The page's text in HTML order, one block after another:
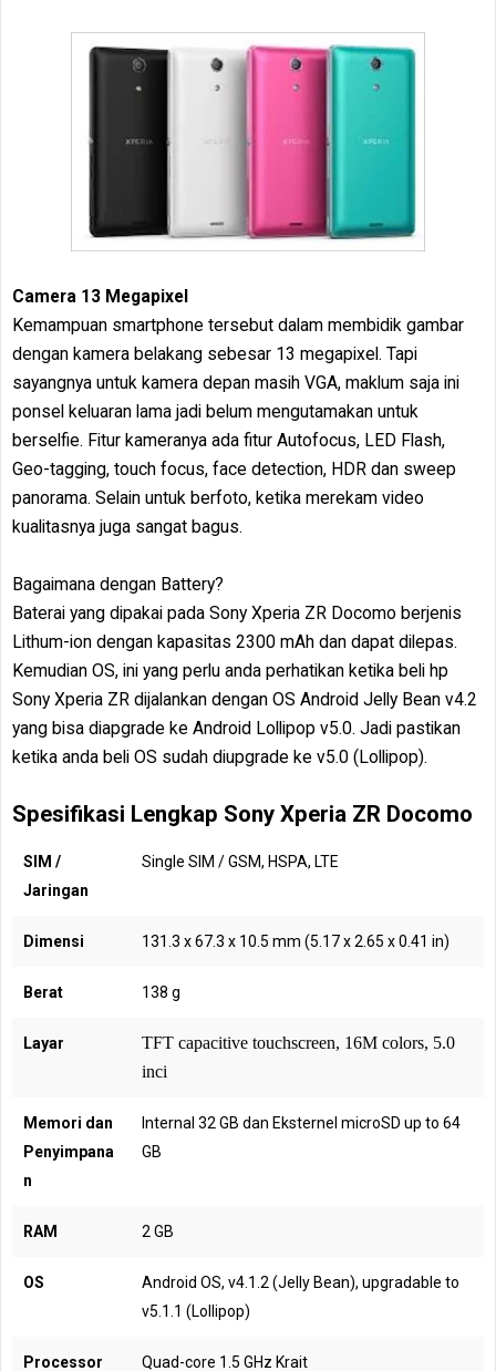
Camera 13 Megapixel
Kemampuan smartphone tersebut dalam membidik gambar
dengan kamera belakang sebesar 13 megapixel. Tapi
sayangnya untuk kamera depan masih VGA, maklum saja ini
ponsel keluaran lama jadi belum mengutamakan untuk
berselfie. Fitur kameranya ada fitur Autofocus, LED Flash,
Geo-tagging, touch focus, face detection, HDR dan sweep
panorama. Selain untuk berfoto, ketika merekam video
kualitasnya juga sangat bagus.
Bagaimana dengan Battery?
Baterai yang dipakai pada Sony Xperia ZR Docomo berjenis
Lithum-ion dengan kapasitas 2300 mAh dan dapat dilepas.
Kemudian OS, ini yang perlu anda perhatikan ketika beli hp
Sony Xperia ZR dijalankan dengan OS Android Jelly Bean v4.2
yang bisa diapgrade ke Android Lollipop v5.0. Jadi pastikan
ketika anda beli OS sudah diupgrade ke v5.0 (Lollipop).
Spesifikasi Lengkap Sony Xperia ZR Docomo
SIM /
Jaringan
Single SIM / GSM, HSPA, LTE
Dimensi 131.3 x 67.3 x 10.5 mm (5.17 x 2.65 x 0.41 in)
Berat 138 g
Layar
TFT capacitive touchscreen, 16M colors, 5.0
inci
Memori dan
Penyimpana
n
Internal 32 GB dan Eksternel microSD up to 64
GB
RAM 2 GB
OS
Android OS, v4.1.2 (Jelly Bean), upgradable to
v5.1.1 (Lollipop)
Processor Quad-core 1.5 GHz Krait